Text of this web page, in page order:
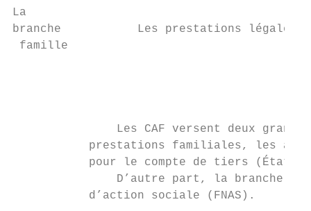
La
branche           Les prestations légales
famille
Les CAF versent deux
prestations familiales, les
pour le compte de tiers (État
D’autre part, la branche
           d’action sociale (FNAS).